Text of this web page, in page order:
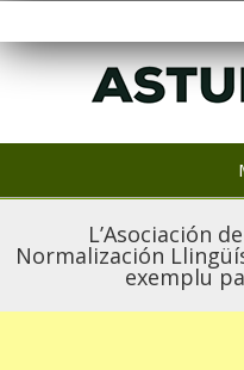
L’Asociación
Normalización
exemplu